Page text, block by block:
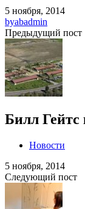
5 ноября, 2014
byabadmin
Предыдущий пост
Билл Гейтс
Новости
5 ноября, 2014
Следующий пост